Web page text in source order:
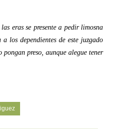
eras se presente a pedir limosna
los dependientes de este juzgado
preso, aunque alegue tener